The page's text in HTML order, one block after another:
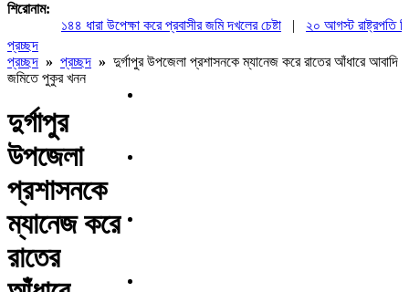
শিরোনাম:
১৪৪ ধারা উপেক্ষা করে প্রবাসীর জমি দখলের চেষ্টা|
২০ আগস্ট রাষ্ট্রপতি
প্রচ্ছদ
প্রচ্ছদ » প্রচ্ছদ » দুর্গাপুর উপজেলা প্রশাসনকে ম্যানেজ করে রাতের আঁধারে আবাদি
জমিতে পুকুর খনন
দুর্গাপুর
উপজেলা
প্রশাসনকে
ম্যানেজ করে
রাতের